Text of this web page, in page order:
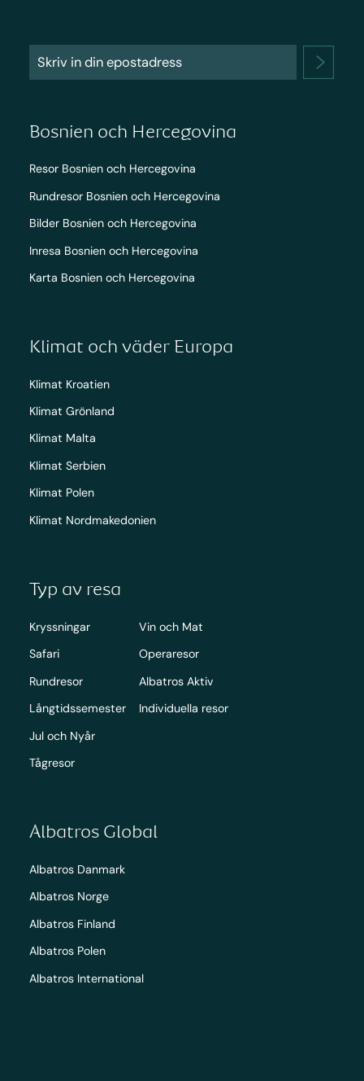
Bosnien och Hercegovina
Resor Bosnien och Hercegovina
Rundresor Bosnien och Hercegovina
Bilder Bosnien och Hercegovina
Inresa Bosnien och Hercegovina
Karta Bosnien och Hercegovina
Klimat och väder Europa
Klimat Kroatien
Klimat Grönland
Klimat Malta
Klimat Serbien
Klimat Polen
Klimat Nordmakedonien
Typ av resa
Kryssningar
Safari
Rundresor
Långtidssemester
Jul och Nyår
Tågresor
Vin och Mat
Operaresor
Albatros Aktiv
Individuella resor
Albatros Global
Albatros Danmark
Albatros Norge
Albatros Finland
Albatros Polen
Albatros International